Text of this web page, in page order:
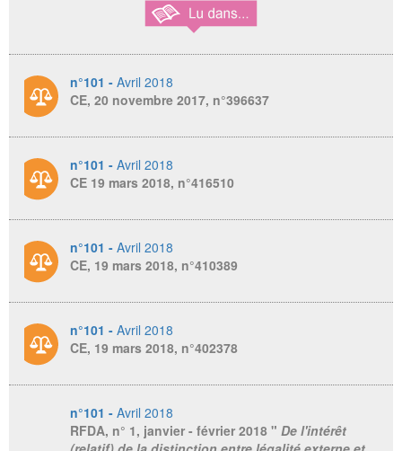
n°101 - Avril 2018
CE, 20 novembre 2017, n°396637
n°101 - Avril 2018
CE 19 mars 2018, n°416510
n°101 - Avril 2018
CE, 19 mars 2018, n°410389
n°101 - Avril 2018
CE, 19 mars 2018, n°402378
n°101 - Avril 2018
RFDA, n° 1, janvier - février 2018 " De l'intérêt